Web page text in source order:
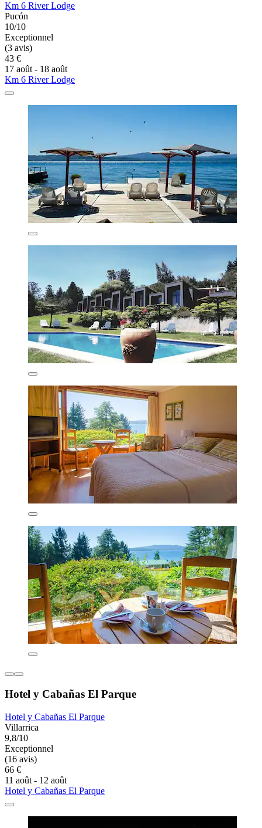
Km 6 River Lodge
Pucón
10/10
Exceptionnel
(3 avis)
43 €
17 août - 18 août
Km 6 River Lodge
Hotel y Cabañas El Parque
Hotel y Cabañas El Parque
Villarrica
9,8/10
Exceptionnel
(16 avis)
66 €
11 août - 12 août
Hotel y Cabañas El Parque